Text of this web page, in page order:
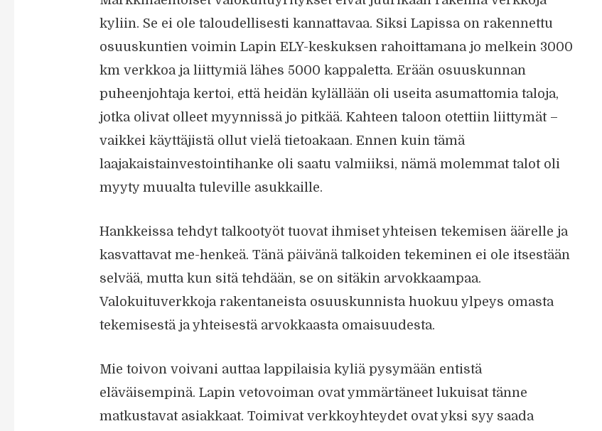
kyliin. Se ei ole taloudellisesti kannattavaa. Siksi Lapissa on rakennettu
osuuskuntien voimin Lapin ELY-keskuksen rahoittamana jo melkein 3000
km verkkoa ja liittymiä lähes 5000 kappaletta. Erään osuuskunnan
puheenjohtaja kertoi, että heidän kylällään oli useita asumattomia taloja,
jotka olivat olleet myynnissä jo pitkää. Kahteen taloon otettiin liittymät –
vaikkei käyttäjistä ollut vielä tietoakaan. Ennen kuin tämä
laajakaistainvestointihanke oli saatu valmiiksi, nämä molemmat talot oli
myyty muualta tuleville asukkaille.
Hankkeissa tehdyt talkootyöt tuovat ihmiset yhteisen tekemisen äärelle ja
kasvattavat me-henkeä. Tänä päivänä talkoiden tekeminen ei ole itsestään
selvää, mutta kun sitä tehdään, se on sitäkin arvokkaampaa.
Valokuituverkkoja rakentaneista osuuskunnista huokuu ylpeys omasta
tekemisestä ja yhteisestä arvokkaasta omaisuudesta.
Mie toivon voivani auttaa lappilaisia kyliä pysymään entistä
eläväisempinä. Lapin vetovoiman ovat ymmärtäneet lukuisat tänne
matkustavat asiakkaat. Toimivat verkkoyhteydet ovat yksi syy saada